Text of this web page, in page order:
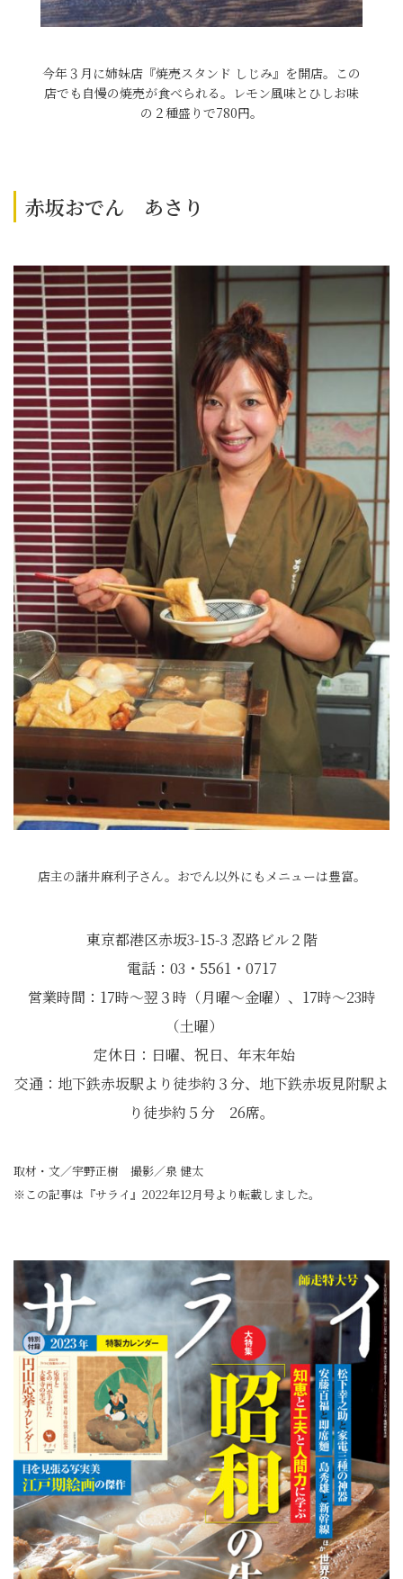
今年３月に姉妹店『焼売スタンド しじみ』を開店。この
店でも自慢の焼売が食べられる。レモン風味とひしお味
の２種盛りで780円。
赤坂おでん あさり
店主の諸井麻利子さん。おでん以外にもメニューは豊富。
東京都港区赤坂3-15-3 忍路ビル２階
電話：03・5561・0717
営業時間：17時〜翌３時（月曜〜金曜）、17時〜23時
（土曜）
定休日：日曜、祝日、年末年始
交通：地下鉄赤坂駅より徒歩約３分、地下鉄赤坂見附駅よ
り徒歩約５分 26席。
取材・文／宇野正樹 撮影／泉 健太
※この記事は『サライ』2022年12月号より転載しました。